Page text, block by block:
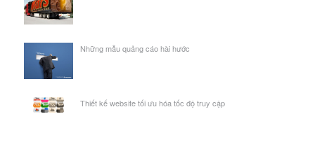
Những mẫu quảng cáo hài hước
Thiết kế website tối ưu hóa tốc độ truy cập